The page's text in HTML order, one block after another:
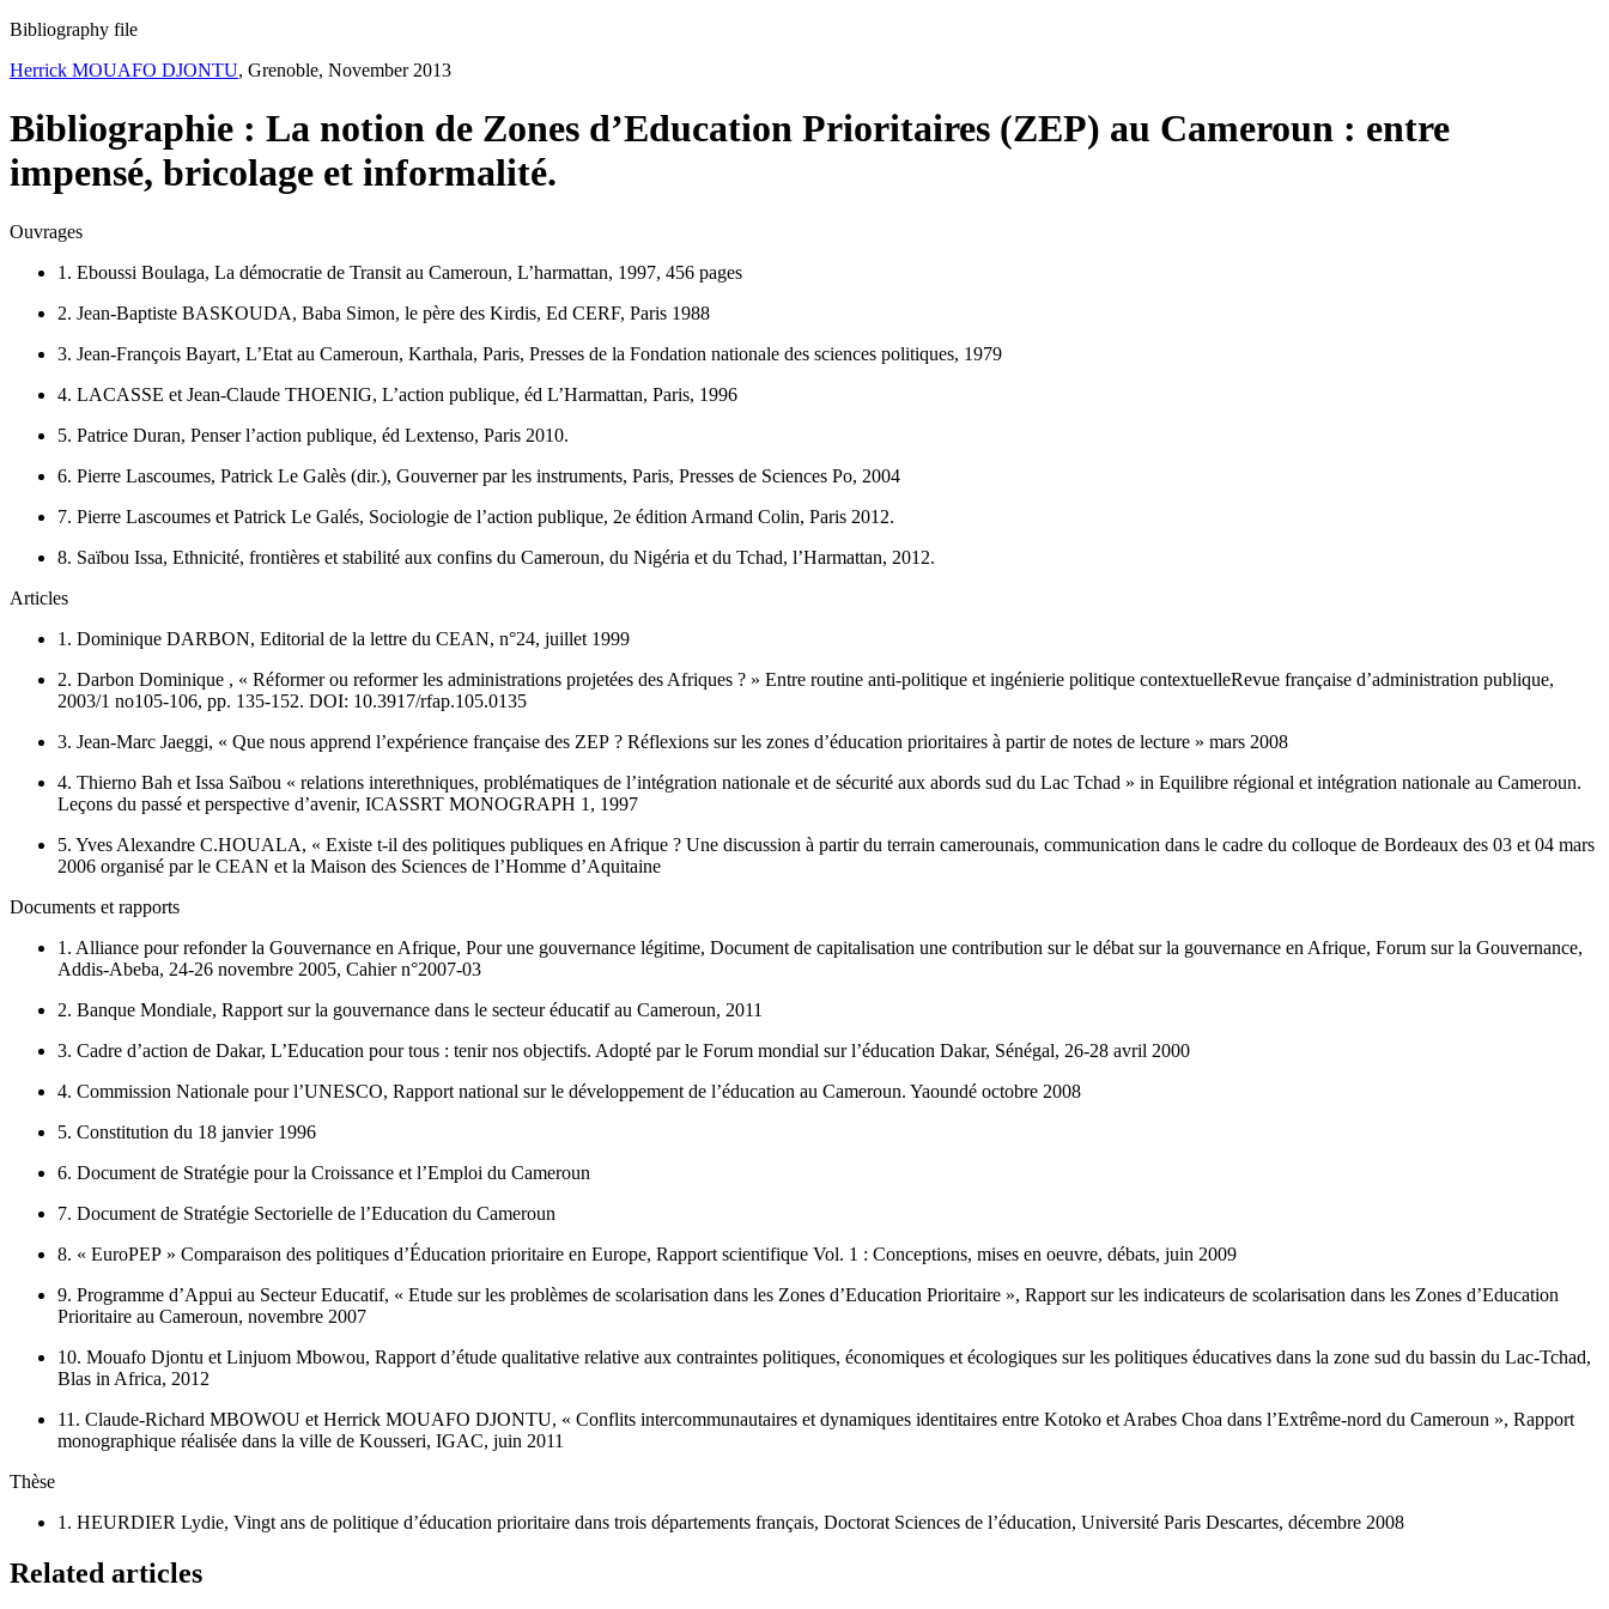
Bibliography file
Herrick MOUAFO DJONTU, Grenoble, November 2013
Bibliographie : La notion de Zones d’Education Prioritaires (ZEP) au Cameroun : entre
impensé, bricolage et informalité.
Ouvrages
1. Eboussi Boulaga, La démocratie de Transit au Cameroun, L’harmattan, 1997, 456 pages
2. Jean-Baptiste BASKOUDA, Baba Simon, le père des Kirdis, Ed CERF, Paris 1988
3. Jean-François Bayart, L’Etat au Cameroun, Karthala, Paris, Presses de la Fondation nationale des sciences politiques, 1979
4. LACASSE et Jean-Claude THOENIG, L’action publique, éd L’Harmattan, Paris, 1996
5. Patrice Duran, Penser l’action publique, éd Lextenso, Paris 2010.
6. Pierre Lascoumes, Patrick Le Galès (dir.), Gouverner par les instruments, Paris, Presses de Sciences Po, 2004
7. Pierre Lascoumes et Patrick Le Galés, Sociologie de l’action publique, 2e édition Armand Colin, Paris 2012.
8. Saïbou Issa, Ethnicité, frontières et stabilité aux confins du Cameroun, du Nigéria et du Tchad, l’Harmattan, 2012.
Articles
1. Dominique DARBON, Editorial de la lettre du CEAN, n°24, juillet 1999
2. Darbon Dominique , « Réformer ou reformer les administrations projetées des Afriques ? » Entre routine anti-politique et ingénierie politique contextuelleRevue française d’administration publique,
2003/1 no105-106, pp. 135-152. DOI: 10.3917/rfap.105.0135
3. Jean-Marc Jaeggi, « Que nous apprend l’expérience française des ZEP ? Réflexions sur les zones d’éducation prioritaires à partir de notes de lecture » mars 2008
4. Thierno Bah et Issa Saïbou « relations interethniques, problématiques de l’intégration nationale et de sécurité aux abords sud du Lac Tchad » in Equilibre régional et intégration nationale au Cameroun.
Leçons du passé et perspective d’avenir, ICASSRT MONOGRAPH 1, 1997
5. Yves Alexandre C.HOUALA, « Existe t-il des politiques publiques en Afrique ? Une discussion à partir du terrain camerounais, communication dans le cadre du colloque de Bordeaux des 03 et 04 mars
2006 organisé par le CEAN et la Maison des Sciences de l’Homme d’Aquitaine
Documents et rapports
1. Alliance pour refonder la Gouvernance en Afrique, Pour une gouvernance légitime, Document de capitalisation une contribution sur le débat sur la gouvernance en Afrique, Forum sur la Gouvernance,
Addis-Abeba, 24-26 novembre 2005, Cahier n°2007-03
2. Banque Mondiale, Rapport sur la gouvernance dans le secteur éducatif au Cameroun, 2011
3. Cadre d’action de Dakar, L’Education pour tous : tenir nos objectifs. Adopté par le Forum mondial sur l’éducation Dakar, Sénégal, 26-28 avril 2000
4. Commission Nationale pour l’UNESCO, Rapport national sur le développement de l’éducation au Cameroun. Yaoundé octobre 2008
5. Constitution du 18 janvier 1996
6. Document de Stratégie pour la Croissance et l’Emploi du Cameroun
7. Document de Stratégie Sectorielle de l’Education du Cameroun
8. « EuroPEP » Comparaison des politiques d’Éducation prioritaire en Europe, Rapport scientifique Vol. 1 : Conceptions, mises en oeuvre, débats, juin 2009
9. Programme d’Appui au Secteur Educatif, « Etude sur les problèmes de scolarisation dans les Zones d’Education Prioritaire », Rapport sur les indicateurs de scolarisation dans les Zones d’Education
Prioritaire au Cameroun, novembre 2007
10. Mouafo Djontu et Linjuom Mbowou, Rapport d’étude qualitative relative aux contraintes politiques, économiques et écologiques sur les politiques éducatives dans la zone sud du bassin du Lac-Tchad,
Blas in Africa, 2012
11. Claude-Richard MBOWOU et Herrick MOUAFO DJONTU, « Conflits intercommunautaires et dynamiques identitaires entre Kotoko et Arabes Choa dans l’Extrême-nord du Cameroun », Rapport
monographique réalisée dans la ville de Kousseri, IGAC, juin 2011
Thèse
1. HEURDIER Lydie, Vingt ans de politique d’éducation prioritaire dans trois départements français, Doctorat Sciences de l’éducation, Université Paris Descartes, décembre 2008
Related articles